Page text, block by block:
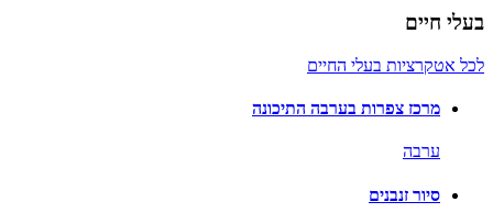
בעלי חיים
לכל אטקרציות בעלי החיים
מרכז צפרות בערבה התיכונה
ערבה
סיור זנבנים